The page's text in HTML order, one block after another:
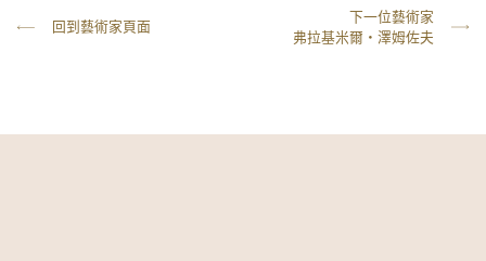
回到藝術家頁面
下一位藝術家
弗拉基米爾‧澤姆佐夫